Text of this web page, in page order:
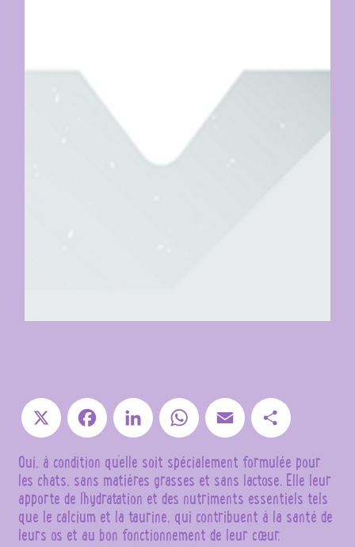
X Facebook LinkedIn WhatsApp Email
Oui, à condition qu’elle soit spécialement formulée pour
les chats, sans matières grasses et sans lactose. Elle leur
apporte de l’hydratation et des nutriments essentiels tels
que le calcium et la taurine, qui contribuent à la santé de
leurs os et au bon fonctionnement de leur cœur.